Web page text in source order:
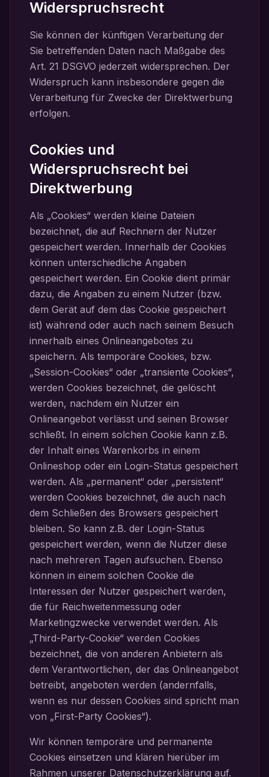
Widerspruchsrecht
Sie können der künftigen Verarbeitung der
Sie betreffenden Daten nach Maßgabe des
Art. 21 DSGVO jederzeit widersprechen. Der
Widerspruch kann insbesondere gegen die
Verarbeitung für Zwecke der Direktwerbung
erfolgen.
Cookies und
Widerspruchsrecht bei
Direktwerbung
Als „Cookies“ werden kleine Dateien
bezeichnet, die auf Rechnern der Nutzer
gespeichert werden. Innerhalb der Cookies
können unterschiedliche Angaben
gespeichert werden. Ein Cookie dient primär
dazu, die Angaben zu einem Nutzer (bzw.
dem Gerät auf dem das Cookie gespeichert
ist) während oder auch nach seinem Besuch
innerhalb eines Onlineangebotes zu
speichern. Als temporäre Cookies, bzw.
„Session-Cookies“ oder „transiente Cookies“,
werden Cookies bezeichnet, die gelöscht
werden, nachdem ein Nutzer ein
Onlineangebot verlässt und seinen Browser
schließt. In einem solchen Cookie kann z.B.
der Inhalt eines Warenkorbs in einem
Onlineshop oder ein Login-Status gespeichert
werden. Als „permanent“ oder „persistent“
werden Cookies bezeichnet, die auch nach
dem Schließen des Browsers gespeichert
bleiben. So kann z.B. der Login-Status
gespeichert werden, wenn die Nutzer diese
nach mehreren Tagen aufsuchen. Ebenso
können in einem solchen Cookie die
Interessen der Nutzer gespeichert werden,
die für Reichweitenmessung oder
Marketingzwecke verwendet werden. Als
„Third-Party-Cookie“ werden Cookies
bezeichnet, die von anderen Anbietern als
dem Verantwortlichen, der das Onlineangebot
betreibt, angeboten werden (andernfalls,
wenn es nur dessen Cookies sind spricht man
von „First-Party Cookies“).
Wir können temporäre und permanente
Cookies einsetzen und klären hierüber im
Rahmen unserer Datenschutzerklärung auf.